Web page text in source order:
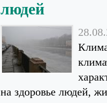
людей
на здоровье людей,